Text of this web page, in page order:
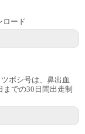
ロード
シ号は、鼻出血
までの30日間出走制